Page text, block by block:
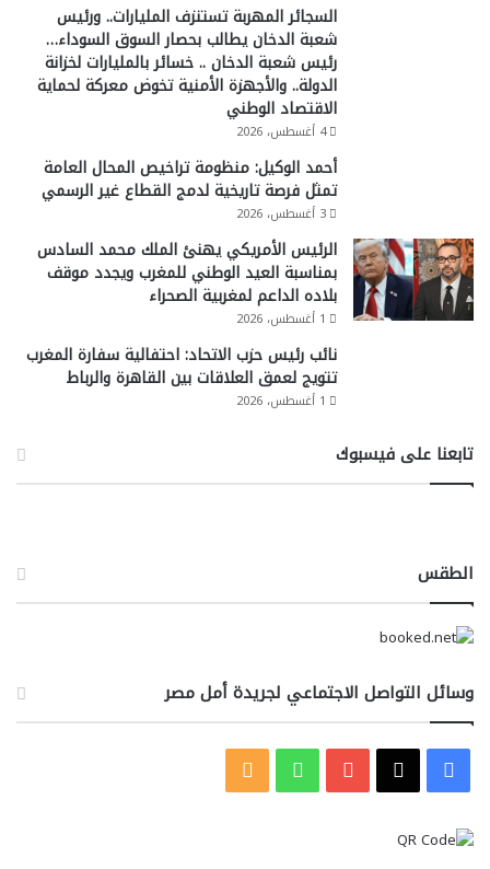
السجائر المهربة تستنزف المليارات.. ورئيس
شعبة الدخان يطالب بحصار السوق السوداء…
رئيس شعبة الدخان .. خسائر بالمليارات لخزانة
الدولة.. والأجهزة الأمنية تخوض معركة لحماية
الاقتصاد الوطني
4 أغسطس، 2026
أحمد الوكيل: منظومة تراخيص المحال العامة
تمثل فرصة تاريخية لدمج القطاع غير الرسمي
3 أغسطس، 2026
الرئيس الأمريكي يهنئ الملك محمد السادس
بمناسبة العيد الوطني للمغرب ويجدد موقف
بلاده الداعم لمغربية الصحراء
1 أغسطس، 2026
نائب رئيس حزب الاتحاد: احتفالية سفارة المغرب
تتويج لعمق العلاقات بين القاهرة والرباط
1 أغسطس، 2026
تابعنا على فيسبوك
الطقس
وسائل التواصل الاجتماعي لجريدة أمل مصر
فيسبوك ‫YouTubeواتساب